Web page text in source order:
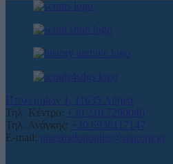
Πτολεμαίων 1, 11635 Αθήνα
Τηλ. Κέντρο:
+30 210.7290046
Τηλ. Ανάγκης:
+30 6936117147
E-mail:
ntsesmelopoulos@sep.org.gr